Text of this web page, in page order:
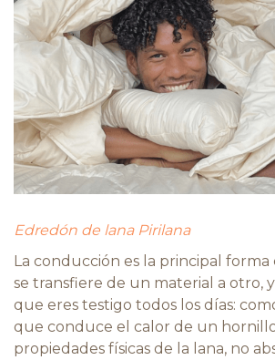
Edredón de lana Pirilana
La conducción es la principal
se transfiere de un material a otro,
que eres testigo todos los días:
que conduce el calor de un
propiedades físicas de la lana, no